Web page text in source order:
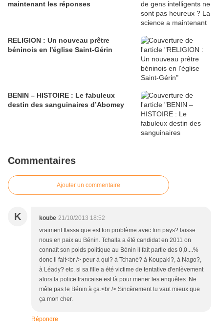
maintenant les réponses
RELIGION : Un nouveau prêtre
béninois en l'église Saint-Gérin
BENIN – HISTOIRE : Le fabuleux
destin des sanguinaires d’Abomey
Commentaires
Ajouter un commentaire
K koube 21/10/2013 18:52
vraiment Ilassa que est ton problème avec ton pays? laisse
nous en paix au Bénin. Tchalla a été candidat en 2011 on
connaît son poids politique au Bénin il fait partie des 0,0....%
donc il fait<br /> peur à qui? à Tchané? à Koupaki?, à Nago?,
à Léady? etc. si sa fille a été victime de tentative d'enlèvement
alors la police francaise est là pour mener les enquêtes. Ne
mêle pas le Bénin à ça.<br /> Sincèrement tu vaut mieux que
ça mon cher.
Répondre